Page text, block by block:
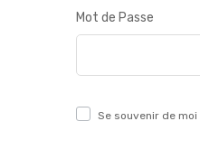
Mot de Passe
Se souvenir de moi